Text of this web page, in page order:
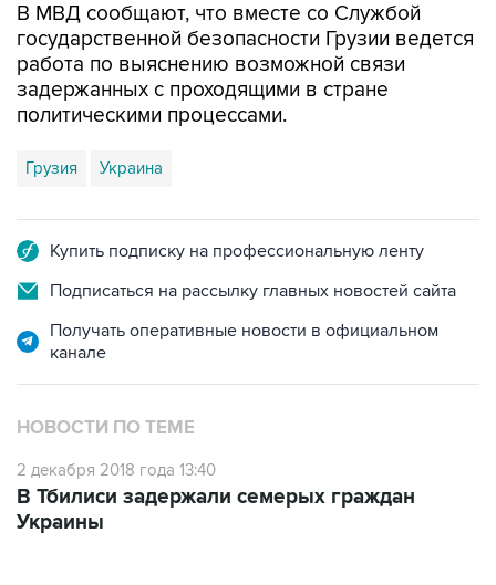
В МВД сообщают, что вместе со Службой
государственной безопасности Грузии ведется
работа по выяснению возможной связи
задержанных с проходящими в стране
политическими процессами.
Грузия Украина
Купить подписку на профессиональную ленту
Подписаться на рассылку главных новостей сайта
Получать оперативные новости в официальном
канале
НОВОСТИ ПО ТЕМЕ
2 декабря 2018 года 13:40
В Тбилиси задержали семерых граждан
Украины